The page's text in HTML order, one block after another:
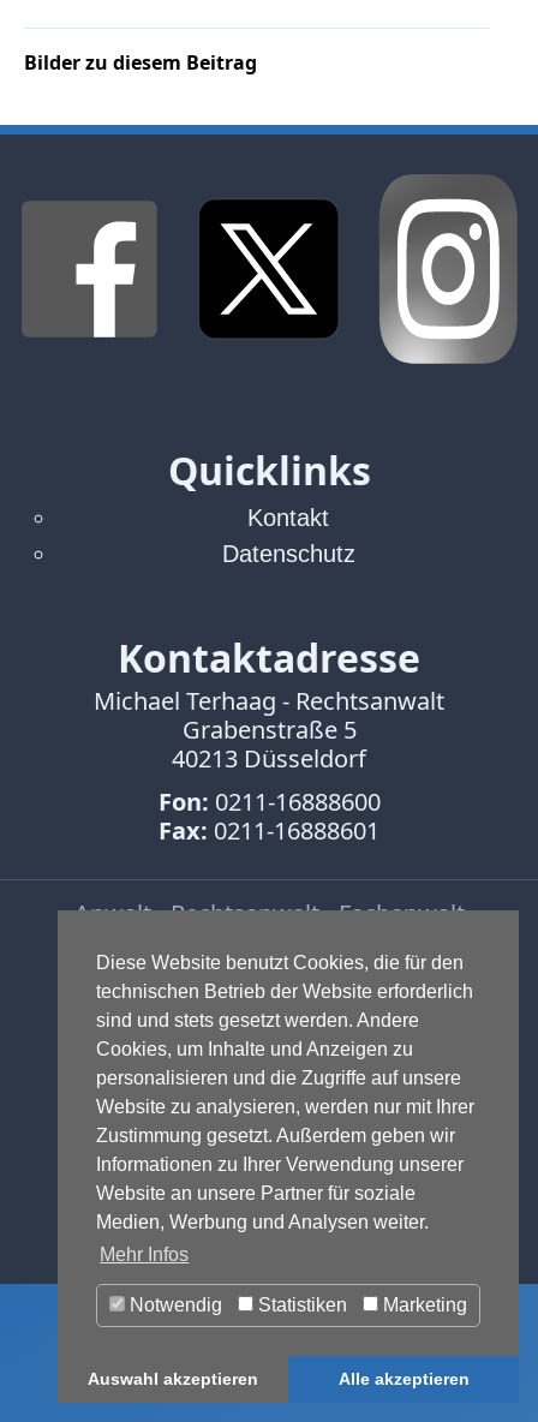
Diese Website benutzt Cookies, die für den
technischen Betrieb der Website erforderlich
sind und stets gesetzt werden. Andere
Cookies, um Inhalte und Anzeigen zu
personalisieren und die Zugriffe auf unsere
Website zu analysieren, werden nur mit Ihrer
Zustimmung gesetzt. Außerdem geben wir
Informationen zu Ihrer Verwendung unserer
Website an unsere Partner für soziale
Medien, Werbung und Analysen weiter.
Mehr Infos
Notwendig Statistiken Marketing
Auswahl akzeptieren Alle akzeptieren
Bilder zu diesem Beitrag
Quicklinks
Kontakt
Datenschutz
Kontaktadresse
Michael Terhaag - Rechtsanwalt
Grabenstraße 5
40213 Düsseldorf
Fon: 0211-16888600
Fax: 0211-16888601
Anwalt - Rechtsanwalt - Fachanwalt
Fachanwalt für IT-Recht -
Markenrecht,Wettbewerbsrecht,
Urheberrecht,IT-Recht und
Onlinerecht,E-Commerce,
Designrecht,Medienrecht &
Presserecht,Datenschutzrechtund
Glücksspielrecht-Abmahnungund
Einstweilige Verfügung
© 1999-2026 - RA Michael Terhaag,